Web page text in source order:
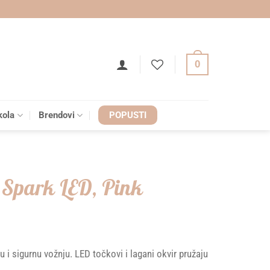
0
Brendovi POPUSTI
LED, Pink
i sigurnu vožnju. LED točkovi i lagani okvir pružaju